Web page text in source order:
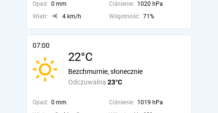
Opad: 0 mm Ciśnienie: 1020 hPa
Wiatr:
4 km/h Wilgotność: 71%
07:00
22°C
Odczuwalna 23°C
Bezchmurnie, słonecznie
Opad: 0 mm Ciśnienie: 1019 hPa